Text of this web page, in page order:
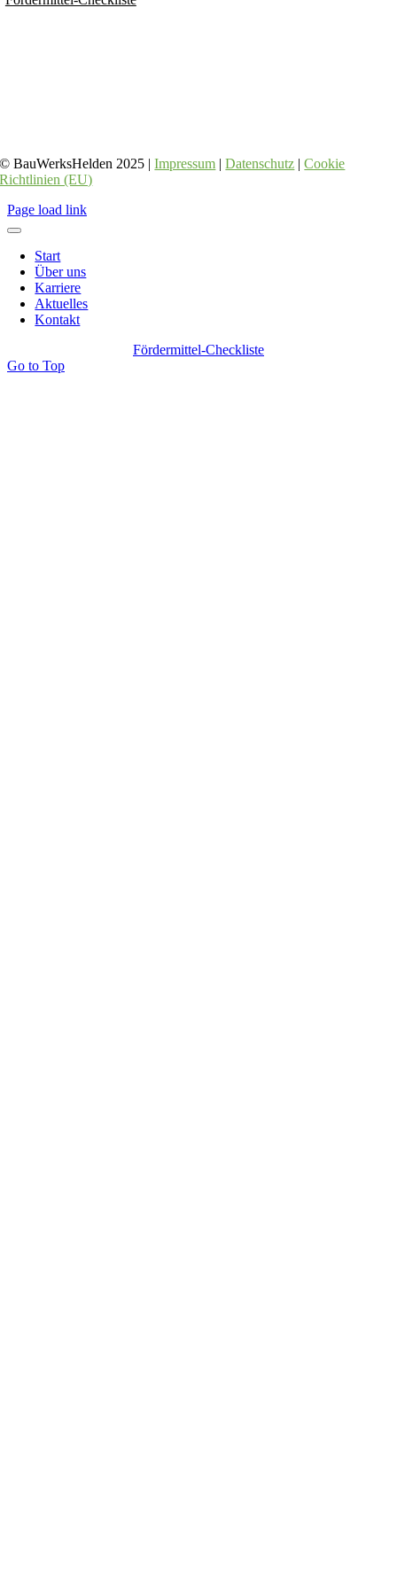
© BauWerksHelden 2025 |Impressum |Datenschutz |Cookie
Richtlinien (EU)
Page load link
Start
Über uns
Karriere
Aktuelles
Kontakt
Fördermittel-Checkliste
Go to Top